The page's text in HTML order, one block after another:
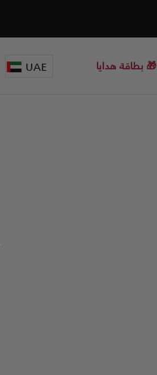
🎁 بطاقة هدايا UAE